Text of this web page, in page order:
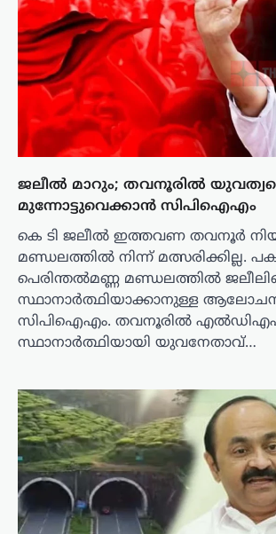
ജലീൽ മാറും; തവനൂരില്‍
മുന്നോട്ടുവെക്കാൻ സിപിഐഎം
കെ ടി ജലീല്‍ ഇത്തവണ തവനൂര്‍
മണ്ഡലത്തില്‍ നിന്ന് മത്സരിക്കില്ല.
പെരിന്തല്‍മണ്ണ മണ്ഡലത്തില്‍
സ്ഥാനാര്‍ത്ഥിയാക്കാനുള്ള
സിപിഐഎം. തവനൂരില്‍
സ്ഥാനാര്‍ത്ഥിയായി യുവനേതാവ്…